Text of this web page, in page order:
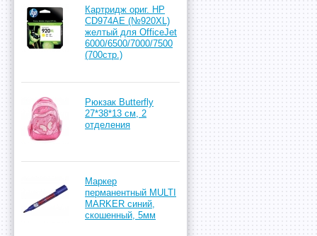
Картридж ориг. HP
CD974AE (№920XL)
желтый для OfficeJet
6000/6500/7000/7500
(700стр.)
Рюкзак Butterfly
27*38*13 см, 2
отделения
Маркер
перманентный MULTI
MARKER синий,
скошенный, 5мм